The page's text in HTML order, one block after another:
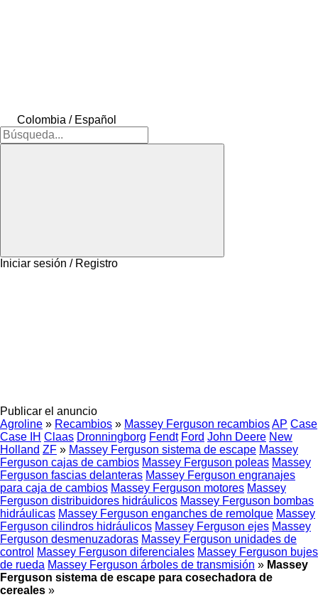
Colombia / Español
Iniciar sesión / Registro
Publicar el anuncio
Agroline » Recambios » Massey Ferguson recambiosAP Case
Case IH Claas Dronningborg Fendt Ford John Deere New
Holland ZF » Massey Ferguson sistema de escape Massey
Ferguson cajas de cambios Massey Ferguson poleas Massey
Ferguson fascias delanteras Massey Ferguson engranajes
para caja de cambios Massey Ferguson motores Massey
Ferguson distribuidores hidráulicos Massey Ferguson bombas
hidráulicas Massey Ferguson enganches de remolque Massey
Ferguson cilindros hidráulicos Massey Ferguson ejes Massey
Ferguson desmenuzadoras Massey Ferguson unidades de
control Massey Ferguson diferenciales Massey Ferguson bujes
de rueda Massey Ferguson árboles de transmisión » Massey
Ferguson sistema de escape para cosechadora de
cereales »